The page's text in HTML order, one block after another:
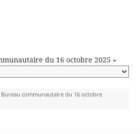
du 16 octobre 2025 »
Catégories
Bureau communautaire du 16 octobre